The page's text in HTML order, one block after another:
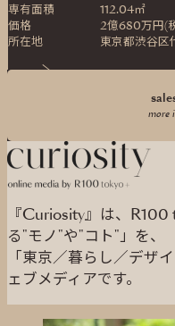
専有面積
112.04㎡
価格
2億680万円(
所在地
東京都渋谷区
more
『Curiosity』は、
る"モノ"や"コト"」を、
「東京／暮らし／デザ
ェブメディアです。